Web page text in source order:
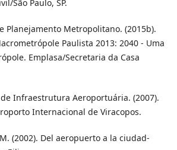
São Paulo, SP.
Planejamento Metropolitano. (2015b).
Paulista 2013: 2040 - Uma
Emplasa/Secretaria da Casa
Infraestrutura Aeroportuária. (2007).
Internacional de Viracopos.
(2002). Del aeropuerto a la ciudad-